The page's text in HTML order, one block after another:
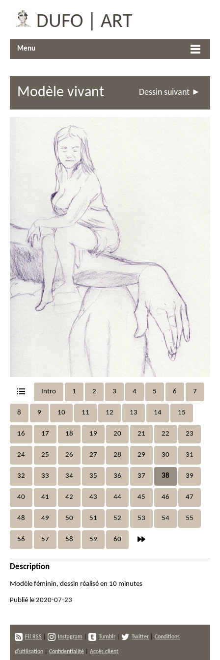
DUFO | ART
Menu
Dessin suivant ►
Modèle vivant
Intro 1 2 3 4 5 6 7
8 9 10 11 12 13 14 15
16 17 18 19 20 21 22 23
24 25 26 27 28 29 30 31
32 33 34 35 36 37 38 39
40 41 42 43 44 45 46 47
48 49 50 51 52 53 54 55
56 57 58 59 60
Description
Modèle féminin, dessin réalisé en 10 minutes
Publié le 2020-07-23
Fil RSS Instagram Tumblr Twitter Conditions
d'utilisation Confidentialité Accès client